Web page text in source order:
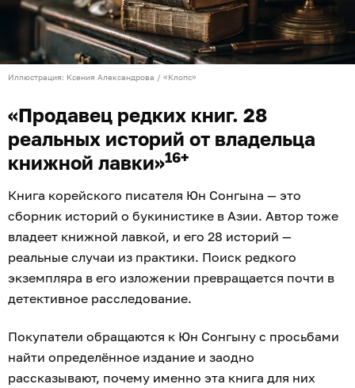
Иллюстрация: Ксения Александрова / «Клопс»
«Продавец редких книг. 28
реальных историй от владельца
книжной лавки»16+
Книга корейского писателя Юн Сонгына — это
сборник историй о букинистике в Азии. Автор тоже
владеет книжной лавкой, и его 28 историй —
реальные случаи из практики. Поиск редкого
экземпляра в его изложении превращается почти в
детективное расследование.
Покупатели обращаются к Юн Сонгыну с просьбами
найти определённое издание и заодно
рассказывают, почему именно эта книга для них